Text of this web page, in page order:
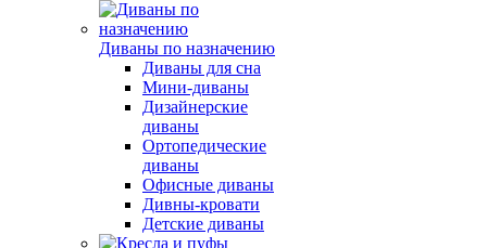
Диваны по назначению
Диваны для сна
Мини-диваны
Дизайнерские
диваны
Ортопедические
диваны
Офисные диваны
Дивны-кровати
Детские диваны